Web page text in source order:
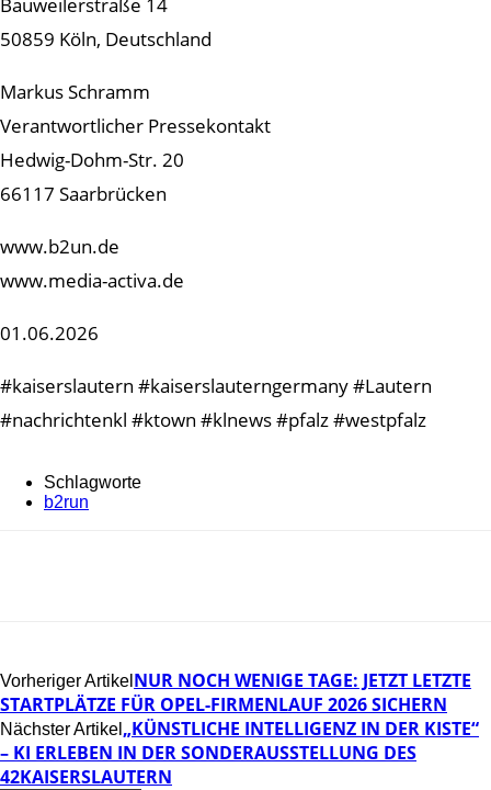
50859 Köln, Deutschland
Markus Schramm
Verantwortlicher Pressekontakt
Hedwig-Dohm-Str. 20
66117 Saarbrücken
www.b2un.de
www.media-activa.de
01.06.2026
#kaiserslautern #kaiserslauterngermany #Lautern
#nachrichtenkl #ktown #klnews #pfalz #westpfalz
Schlagworte
b2run
Vorheriger Artikel NUR NOCH WENIGE TAGE: JETZT LETZTE
STARTPLÄTZE FÜR OPEL-FIRMENLAUF 2026 SICHERN
Nächster Artikel „KÜNSTLICHE INTELLIGENZ IN DER KISTE“
– KI ERLEBEN IN DER SONDERAUSSTELLUNG DES
42KAISERSLAUTERN